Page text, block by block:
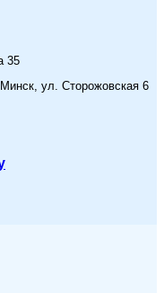
35
ул. Сторожовская 6